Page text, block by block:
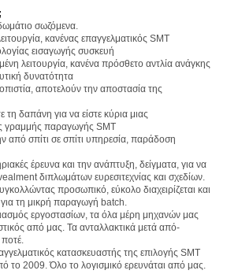
σωζόμενα.
κανένας επαγγελματικός SMT
εισαγωγής συσκευή
λειτουργία, κανένα πρόσθετο αντλία ανάγκης
δυνατότητα
αποτελούν την αποστασία της
δαπάνη για να είστε κύρια μιας
γραμμής παραγωγής SMT
από σπίτι σε σπίτι υπηρεσία, παράδοση
έρευνα και την ανάπτυξη, δείγματα, για να
διπλωμάτων ευρεσιτεχνίας και σχεδίων.
προσωπικό, εύκολο διαχειρίζεται και
τη μικρή παραγωγή batch.
εργοστασίων, τα όλα μέρη μηχανών μας
από μας. Τα ανταλλακτικά μετά από-
κατασκευαστής της επιλογής SMT
το 2009. Όλο το λογισμικό ερευνάται από μας.